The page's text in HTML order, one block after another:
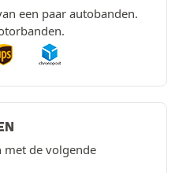
een paar autobanden.
met de volgende